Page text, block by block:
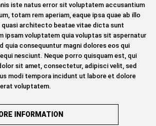
iste natus error sit voluptatem accusantium
totam rem aperiam, eaque ipsa quae ab illo
architecto beatae vitae dicta sunt
ipsam voluptatem quia voluptas sit aspernatur
quia consequuntur magni dolores eos qui
nesciunt. Neque porro quisquam est, qui
sit amet, consectetur, adipisci velit, sed
modi tempora incidunt ut labore et dolore
voluptatem.
INFORMATION